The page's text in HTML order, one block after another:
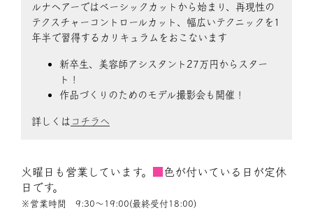
ルナヘアーではベーシックカットから始まり、再現性の
テクスチャーコントロールカット、幅広いテクニックを1
年半で習得するカリキュラムをおこないます
新卒生、美容師アシスタント27万円からスター
ト！
作品づくりのためのモデル撮影会も開催！
詳しくは コチラへ
火曜日も営業しています。
色が付いている日が定休
日です。
※営業時間 9:30〜19:00(最終受付18:00)